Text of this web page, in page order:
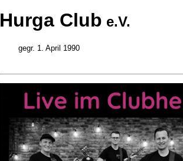
Hurga Club e.V.
gegr. 1. April 1990